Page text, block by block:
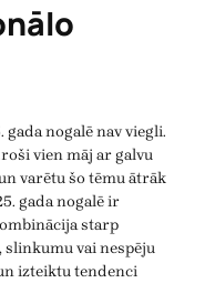
nogalē nav viegli.
vien māj ar galvu
varētu šo tēmu ātrāk
gada nogalē ir
starp
vai nespēju
izteiktu tendenci